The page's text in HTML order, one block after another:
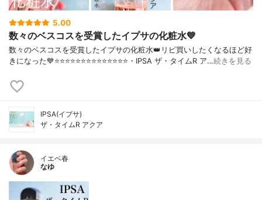
5.00
数々のベスコスを受賞したイプサの化粧水💙
数々のベスコスを受賞したイプサの化粧水👑リピ買いしたくなるほど好
きになった💙⭐️⭐️⭐️⭐️⭐️⭐️⭐️⭐️⭐️⭐️⭐️⭐️⭐️⭐️・IPSA ザ・タイムR ア…続きを見る
IPSA(イプサ)
ザ・タイムR アクア
イエベ春
なゆ